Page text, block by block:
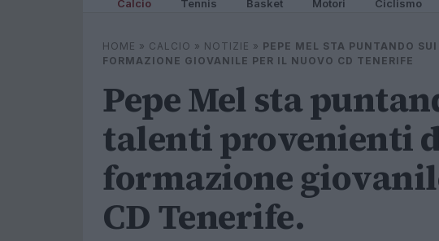
Calcio Tennis Basket Motori Ciclismo
HOME » CALCIO » NOTIZIE » PEPE MEL STA PUNTANDO
FORMAZIONE GIOVANILE PER IL NUOVO CD TENERIFE
Pepe Mel sta
talenti provenienti
formazione
CD Tenerife.